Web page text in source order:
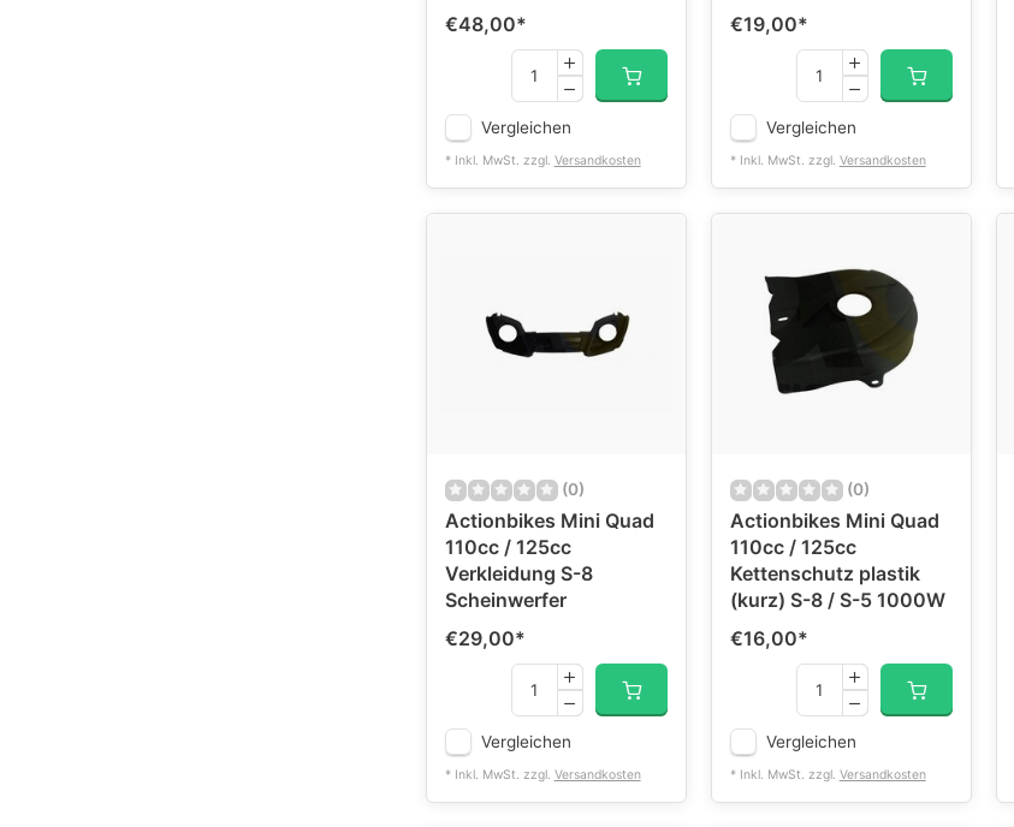
€48,00*
Vergleichen
* Inkl. MwSt. zzgl. Versandkosten
€19,00*
Vergleichen
* Inkl. MwSt. zzgl. Versandkosten
(0)
Actionbikes Mini Quad
110cc / 125cc
Verkleidung S-8
Scheinwerfer
€29,00*
Vergleichen
* Inkl. MwSt. zzgl. Versandkosten
(0)
Actionbikes Mini Quad
110cc / 125cc
Kettenschutz plastik
(kurz) S-8 / S-5 1000W
€16,00*
Vergleichen
* Inkl. MwSt. zzgl. Versandkosten